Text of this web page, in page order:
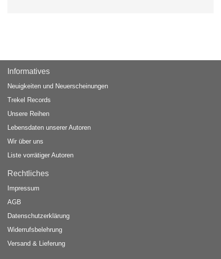
Informatives
Neuigkeiten und Neuerscheinungen
Trekel Records
Unsere Reihen
Lebensdaten unserer Autoren
Wir über uns
Liste vorrätiger Autoren
Rechtliches
Impressum
AGB
Datenschutzerklärung
Widerrufsbelehrung
Versand & Lieferung